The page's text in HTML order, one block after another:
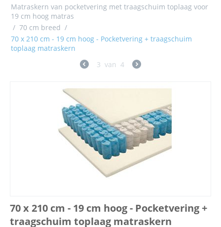
Matraskern van pocketvering met traagschuim toplaag voor
19 cm hoog matras
/ 70 cm breed /
70 x 210 cm - 19 cm hoog - Pocketvering + traagschuim
toplaag matraskern
3 van 4
70 x 210 cm - 19 cm hoog - Pocketvering +
traagschuim toplaag matraskern